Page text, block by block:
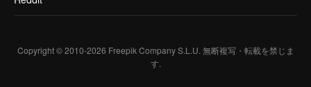
Copyright © 2010-2026 Freepik Company S.L.U. 無断複写・転載を禁じま
す.